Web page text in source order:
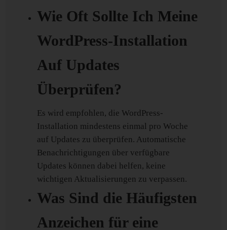
Wie Oft Sollte Ich Meine
WordPress-Installation
Auf Updates
Überprüfen?
Es wird empfohlen, die WordPress-
Installation mindestens einmal pro Woche
auf Updates zu überprüfen. Automatische
Benachrichtigungen über verfügbare
Updates können dabei helfen, keine
wichtigen Aktualisierungen zu verpassen.
Was Sind die Häufigsten
Anzeichen für eine